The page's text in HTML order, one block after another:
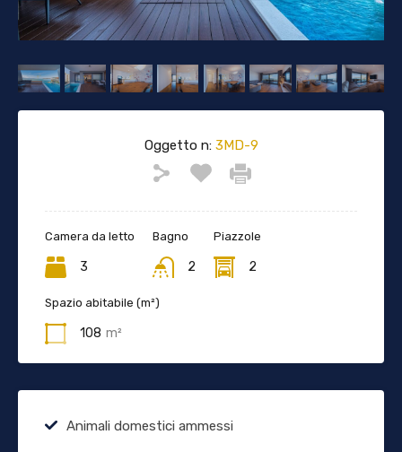
Oggetto n:3MD-9
Camera da letto
3
Bagno
2
Piazzole
2
Spazio abitabile (m²)
108 m²
Animali domestici ammessi